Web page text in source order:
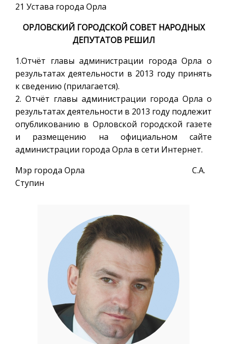
21 Устава города Орла
ОРЛОВСКИЙ ГОРОДСКОЙ СОВЕТ НАРОДНЫХ
ДЕПУТАТОВ РЕШИЛ
1.Отчёт главы администрации города Орла о
результатах деятельности в 2013 году принять
к сведению (прилагается).
2. Отчёт главы администрации города Орла о
результатах деятельности в 2013 году подлежит
опубликованию в Орловской городской газете
и размещению на официальном сайте
администрации города Орла в сети Интернет.
Мэр города Орла С.А.
Ступин